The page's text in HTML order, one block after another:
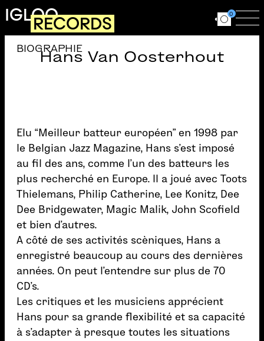
Aller au contenu principal
IGLOORECORDS Ouvrir le
0
Hans Van Oosterhout
BIOGRAPHIE
Elu “Meilleur batteur européen” en 1998 par
le Belgian Jazz Magazine, Hans s’est imposé
au fil des ans, comme l’un des batteurs les
plus recherché en Europe. Il a joué avec Toots
Thielemans, Philip Catherine, Lee Konitz, Dee
Dee Bridgewater, Magic Malik, John Scofield
et bien d’autres.
A côté de ses activités scèniques, Hans a
enregistré beaucoup au cours des dernières
années. On peut l’entendre sur plus de 70
CD’s.
Les critiques et les musiciens apprécient
Hans pour sa grande flexibilité et sa capacité
à s’adapter à presque toutes les situations